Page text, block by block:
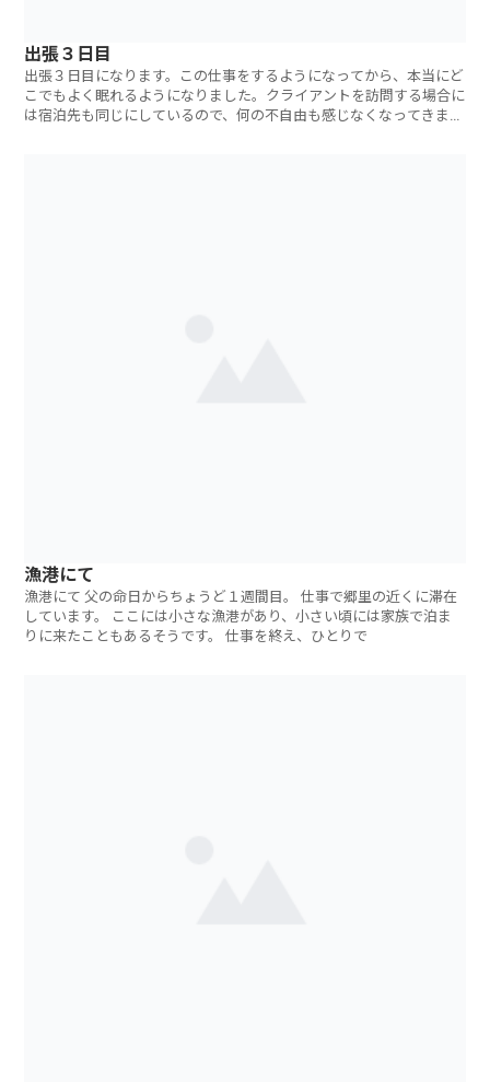
出張３日目
出張３日目になります。この仕事をするようになってから、本当にど
こでもよく眠れるようになりました。クライアントを訪問する場合に
は宿泊先も同じにしているので、何の不自由も感じなくなってきまし
漁港にて
漁港にて 父の命日からちょうど１週間目。 仕事で郷里の近くに滞在
しています。 ここには小さな漁港があり、小さい頃には家族で泊ま
りに来たこともあるそうです。 仕事を終え、ひとりで